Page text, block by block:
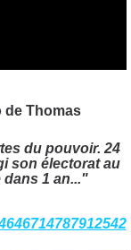
de Thomas
du pouvoir. 24
son électorat au
dans 1 an..."